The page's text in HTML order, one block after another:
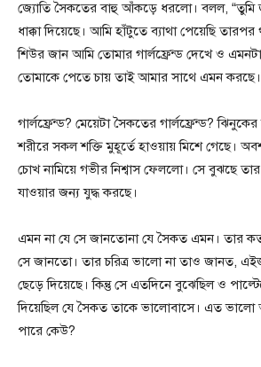
জ্যোতি সৈকতের বাহু আঁকড়ে ধরলো। বলল, “তুমি
ধাক্কা দিয়েছে। আমি হাঁটুতে ব্যাথা পেয়েছি
শিউর জান আমি তোমার গার্লফ্রেন্ড দেখে ও
তোমাকে পেতে চায় তাই আমার সাথে এমন
গার্লফ্রেন্ড? মেয়েটা সৈকতের গার্লফ্রেন্ড?
শরীরে সকল শক্তি মুহূর্তে হাওয়ায় মিশে গেছে।
চোখ নামিয়ে গভীর নিশ্বাস ফেললো। সে বুঝছে
যাওয়ার জন্য যুদ্ধ করছে।
এমন না যে সে জানতোনা যে সৈকত এমন। তার
সে জানতো। তার চরিত্র ভালো না তাও জানত,
ছেড়ে দিয়েছে। কিন্তু সে এতদিনে বুঝেছিল ও
দিয়েছিল যে সৈকত তাকে ভালোবাসে। এত
পারে কেউ?